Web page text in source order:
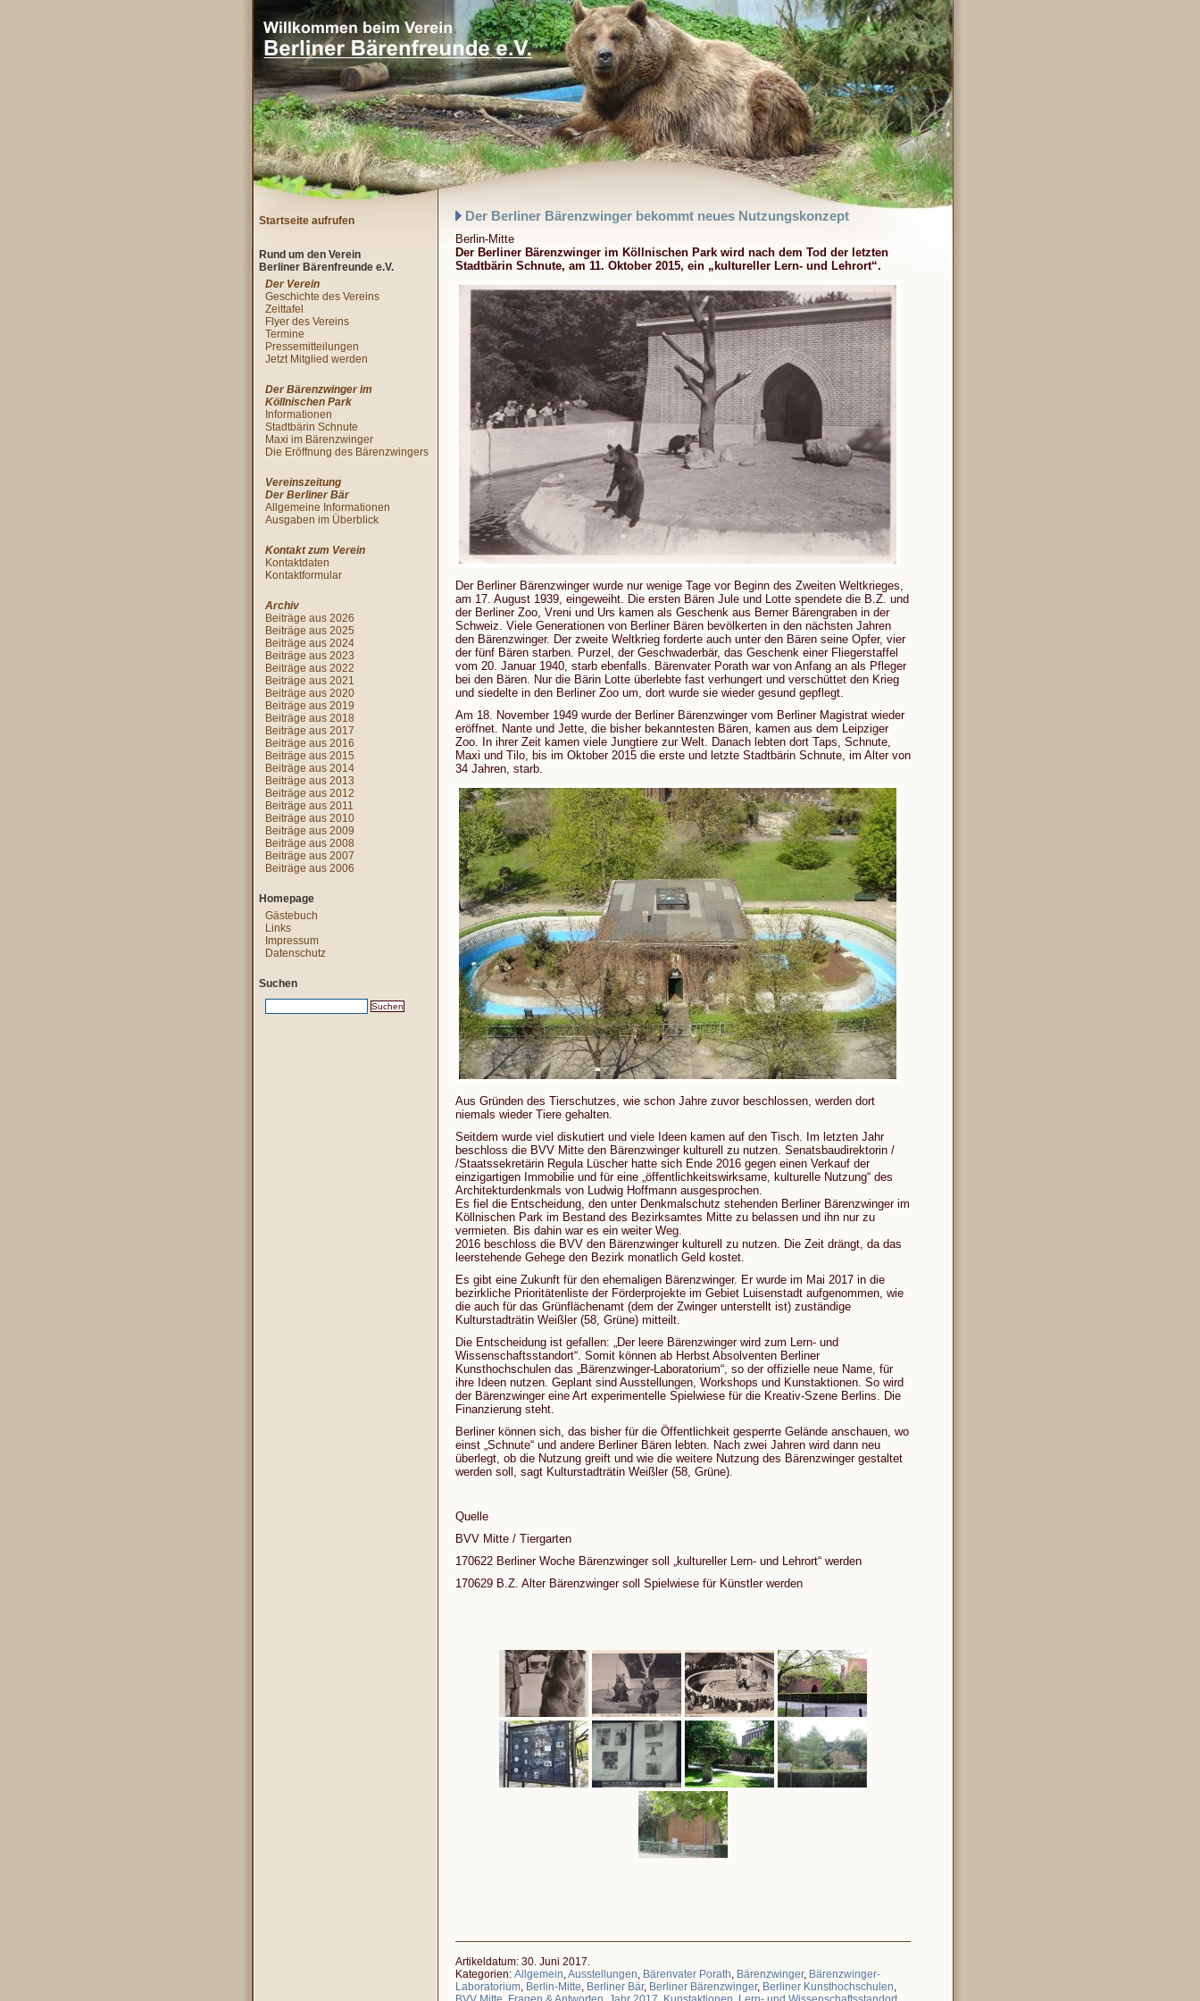
Der Berliner Bärenzwinger bekommt neues Nutzungskonzept
Berlin-Mitte
Der Berliner Bärenzwinger im Köllnischen Park wird nach dem Tod der letzten
Stadtbärin Schnute, am 11. Oktober 2015, ein „kultureller Lern- und Lehrort“.
Der Berliner Bärenzwinger wurde nur wenige Tage vor Beginn des Zweiten Weltkrieges,
am 17. August 1939, eingeweiht. Die ersten Bären Jule und Lotte spendete die B.Z. und
der Berliner Zoo, Vreni und Urs kamen als Geschenk aus Berner Bärengraben in der
Schweiz. Viele Generationen von Berliner Bären bevölkerten in den nächsten Jahren
den Bärenzwinger. Der zweite Weltkrieg forderte auch unter den Bären seine Opfer, vier
der fünf Bären starben. Purzel, der Geschwaderbär, das Geschenk einer Fliegerstaffel
vom 20. Januar 1940, starb ebenfalls. Bärenvater Porath war von Anfang an als Pfleger
bei den Bären. Nur die Bärin Lotte überlebte fast verhungert und verschüttet den Krieg
und siedelte in den Berliner Zoo um, dort wurde sie wieder gesund gepflegt.
Am 18. November 1949 wurde der Berliner Bärenzwinger vom Berliner Magistrat wieder
eröffnet. Nante und Jette, die bisher bekanntesten Bären, kamen aus dem Leipziger
Zoo. In ihrer Zeit kamen viele Jungtiere zur Welt. Danach lebten dort Taps, Schnute,
Maxi und Tilo, bis im Oktober 2015 die erste und letzte Stadtbärin Schnute, im Alter von
34 Jahren, starb.
Aus Gründen des Tierschutzes, wie schon Jahre zuvor beschlossen, werden dort
niemals wieder Tiere gehalten.
Seitdem wurde viel diskutiert und viele Ideen kamen auf den Tisch. Im letzten Jahr
beschloss die BVV Mitte den Bärenzwinger kulturell zu nutzen. Senatsbaudirektorin /
/Staatssekretärin Regula Lüscher hatte sich Ende 2016 gegen einen Verkauf der
einzigartigen Immobilie und für eine „öffentlichkeitswirksame, kulturelle Nutzung“ des
Architekturdenkmals von Ludwig Hoffmann ausgesprochen.
Es fiel die Entscheidung, den unter Denkmalschutz stehenden Berliner Bärenzwinger im
Köllnischen Park im Bestand des Bezirksamtes Mitte zu belassen und ihn nur zu
vermieten. Bis dahin war es ein weiter Weg.
2016 beschloss die BVV den Bärenzwinger kulturell zu nutzen. Die Zeit drängt, da das
leerstehende Gehege den Bezirk monatlich Geld kostet.
Es gibt eine Zukunft für den ehemaligen Bärenzwinger. Er wurde im Mai 2017 in die
bezirkliche Prioritätenliste der Förderprojekte im Gebiet Luisenstadt aufgenommen, wie
die auch für das Grünflächenamt (dem der Zwinger unterstellt ist) zuständige
Kulturstadträtin Weißler (58, Grüne) mitteilt.
Die Entscheidung ist gefallen: „Der leere Bärenzwinger wird zum Lern- und
Wissenschaftsstandort“. Somit können ab Herbst Absolventen Berliner
Kunsthochschulen das „Bärenzwinger-Laboratorium“, so der offizielle neue Name, für
ihre Ideen nutzen. Geplant sind Ausstellungen, Workshops und Kunstaktionen. So wird
der Bärenzwinger eine Art experimentelle Spielwiese für die Kreativ-Szene Berlins. Die
Finanzierung steht.
Berliner können sich, das bisher für die Öffentlichkeit gesperrte Gelände anschauen, wo
einst „Schnute“ und andere Berliner Bären lebten. Nach zwei Jahren wird dann neu
überlegt, ob die Nutzung greift und wie die weitere Nutzung des Bärenzwinger gestaltet
werden soll, sagt Kulturstadträtin Weißler (58, Grüne).
Quelle
BVV Mitte / Tiergarten
170622 Berliner Woche Bärenzwinger soll „kultureller Lern- und Lehrort“ werden
170629 B.Z. Alter Bärenzwinger soll Spielwiese für Künstler werden
Artikeldatum: 30. Juni 2017.
Kategorien: Allgemein,Ausstellungen, Bärenvater Porath, Bärenzwinger, Bärenzwinger-
Laboratorium, Berlin-Mitte, Berliner Bär, Berliner Bärenzwinger, Berliner Kunsthochschulen,
Startseite aufrufen
Rund um den Verein
Berliner Bärenfreunde e.V.
Der Verein
Geschichte des Vereins
Zeittafel
Flyer des Vereins
Termine
Pressemitteilungen
Jetzt Mitglied werden
Der Bärenzwinger im
Köllnischen Park
Informationen
Stadtbärin Schnute
Maxi im Bärenzwinger
Die Eröffnung des Bärenzwingers
Vereinszeitung
Der Berliner Bär
Allgemeine Informationen
Ausgaben im Überblick
Kontakt zum Verein
Kontaktdaten
Kontaktformular
Archiv
Beiträge aus 2026
Beiträge aus 2025
Beiträge aus 2024
Beiträge aus 2023
Beiträge aus 2022
Beiträge aus 2021
Beiträge aus 2020
Beiträge aus 2019
Beiträge aus 2018
Beiträge aus 2017
Beiträge aus 2016
Beiträge aus 2015
Beiträge aus 2014
Beiträge aus 2013
Beiträge aus 2012
Beiträge aus 2011
Beiträge aus 2010
Beiträge aus 2009
Beiträge aus 2008
Beiträge aus 2007
Beiträge aus 2006
Homepage
Gästebuch
Links
Impressum
Datenschutz
Suchen